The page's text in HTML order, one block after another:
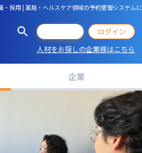
・採用 | 薬局・ヘルスケア領域の予約管理システ
ログイン
人材をお探しの企業様はこちら
企業